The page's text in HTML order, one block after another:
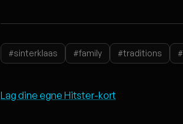
#sinterklaas #family #traditions
Lag dine egne Hitster-kort